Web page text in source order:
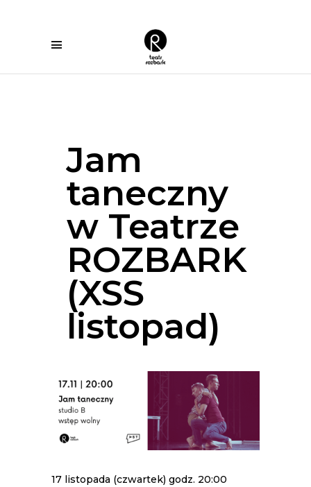
Jam
taneczny
w Teatrze
ROZBARK
(XSS
listopad)
17 listopada (czwartek) godz. 20:00